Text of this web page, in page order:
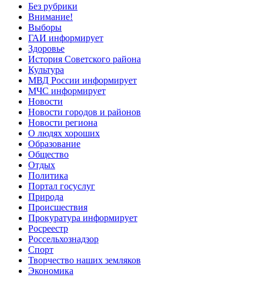
Без рубрики
Внимание!
Выборы
ГАИ информирует
Здоровье
История Советского района
Культура
МВД России информирует
МЧС информирует
Новости
Новости городов и районов
Новости региона
О людях хороших
Образование
Общество
Отдых
Политика
Портал госуслуг
Природа
Происшествия
Прокуратура информирует
Росреестр
Россельхознадзор
Спорт
Творчество наших земляков
Экономика